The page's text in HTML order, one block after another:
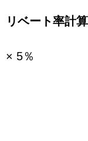
リベート率計算
× 5％